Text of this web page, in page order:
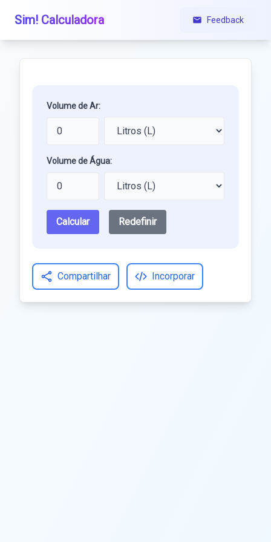
Sim! Calculadora Feedback
Volume de Ar:
Volume de Água:
Calcular Redefinir
Compartilhar Incorporar